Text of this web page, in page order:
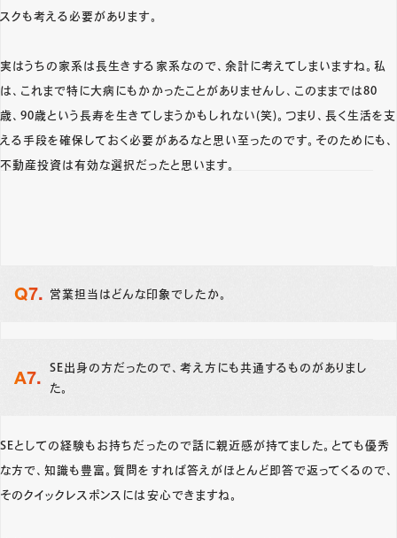
スクも考える必要があります。
実はうちの家系は長生きする家系なので、余計に考えてしまいますね。私
は、これまで特に大病にもかかったことがありませんし、このままでは80
歳、90歳という長寿を生きてしまうかもしれない(笑)。つまり、長く生活を支
える手段を確保しておく必要があるなと思い至ったのです。そのためにも、
不動産投資は有効な選択だったと思います。
営業担当はどんな印象でしたか。
SE出身の方だったので、考え方にも共通するものがありまし
た。
SEとしての経験もお持ちだったので話に親近感が持てました。とても優秀
な方で、知識も豊富。質問をすれば答えがほとんど即答で返ってくるので、
そのクイックレスポンスには安心できますね。